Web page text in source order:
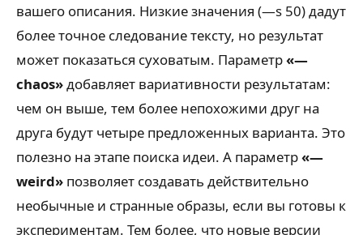
вашего описания. Низкие значения (—s 50) дадут
более точное следование тексту, но результат
может показаться суховатым. Параметр«—
chaos»добавляет вариативности результатам:
чем он выше, тем более непохожими друг на
друга будут четыре предложенных варианта. Это
полезно на этапе поиска идеи. А параметр«—
weird» позволяет создавать действительно
необычные и странные образы, если вы готовы к
экспериментам. Тем более, что новые версии